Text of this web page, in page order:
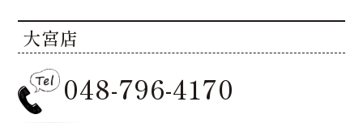
大宮店
048-796-4170